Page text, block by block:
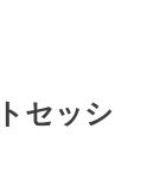
セッシ